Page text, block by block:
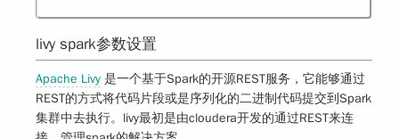
livy spark参数设置
Apache Livy 是一个基于Spark的开源REST服务，它能够通过
REST的方式将代码片段或是序列化的二进制代码提交到Spark
集群中去执行。livy最初是由cloudera开发的通过REST来连